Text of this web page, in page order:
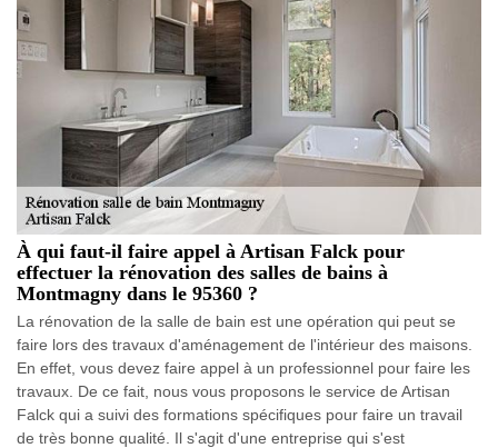
À qui faut-il faire appel à Artisan Falck pour
effectuer la rénovation des salles de bains à
Montmagny dans le 95360 ?
La rénovation de la salle de bain est une opération qui peut se
faire lors des travaux d'aménagement de l'intérieur des maisons.
En effet, vous devez faire appel à un professionnel pour faire les
travaux. De ce fait, nous vous proposons le service de Artisan
Falck qui a suivi des formations spécifiques pour faire un travail
de très bonne qualité. Il s'agit d'une entreprise qui s'est